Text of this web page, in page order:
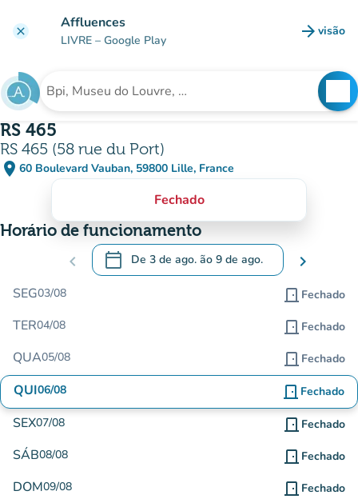
clear Affluences
LIVRE – Google Play arrow_forward visão
(novo
Procura uma instituição
RS 465
RS 465 (58 rue du Port)
place 60 Boulevard Vauban, 59800 Lille, France
(abrir no Google Maps)
(novo separador)
Fechado
Horário de funcionamento
chevron_left calendar_today De 3 de ago. ão 9 de ago.
.Abra o calendário para alterar as datas
chevron_right
SEG03/08 door_front Fechado
TER04/08 door_front Fechado
QUA05/08 door_front Fechado
QUI06/08 door_front Fechado
SEX07/08 door_front Fechado
SÁB08/08 door_front Fechado
DOM09/08 door_front Fechado